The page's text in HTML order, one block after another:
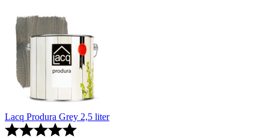
Lacq Produra Grey 2,5 liter